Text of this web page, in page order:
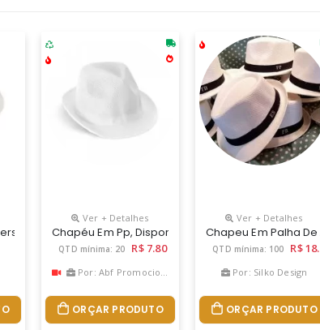
Densidade, Podendo Ser Gravado Em Silk Ou Bordado.
É A Escolha Perfeita! Com Estilo, Proteção E
Ver + Detalhes
Chapéu Em Pp, Disponível Em Várias Cores. Fita
QTD mínima: 20 R$ 7.80
Por: Abf Promocional
ORÇAR PRODUTO
Ver + Detalhes
Chapeu Em Palha
QTD mínima: 100 R$
Por: Silko Design
ORÇAR PRODUTO